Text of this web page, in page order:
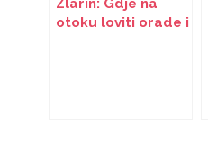
otoku loviti orade i